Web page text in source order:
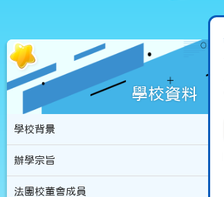
學校資料
學校背景
辦學宗旨
法團校董會成員